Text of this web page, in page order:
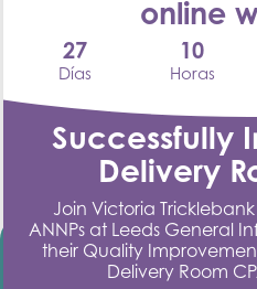
Por qué el ajuste de la
ventilación mecánica
enero 30, 2026
PRODUCTOS
online
27
Días
10
Horas
Successfully
Delivery
Join Victoria
ANNPs at Leeds General
their Quality
Delivery Room